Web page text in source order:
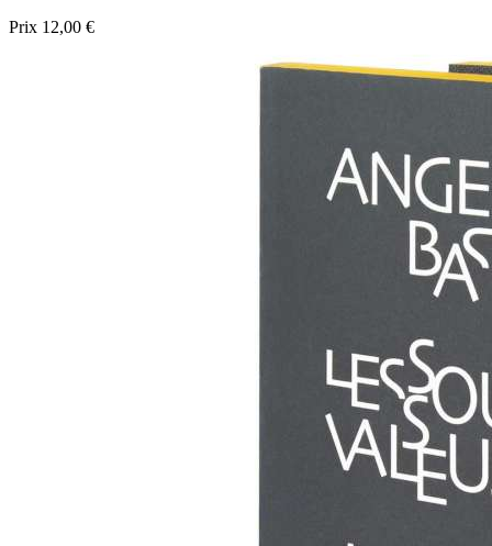
Prix 12,00 €